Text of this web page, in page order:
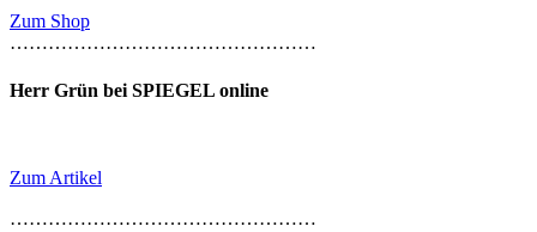
Zum Shop
…………………………………………
Herr Grün bei SPIEGEL online
Zum Artikel
…………………………………………